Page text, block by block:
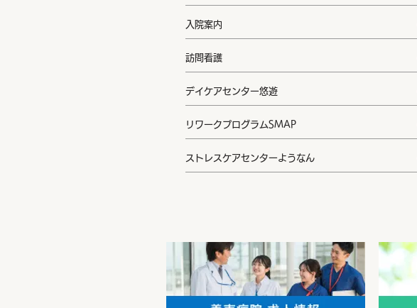
入院案内
訪問看護
デイケアセンター悠遊
リワークプログラムSMAP
ストレスケアセンターようなん